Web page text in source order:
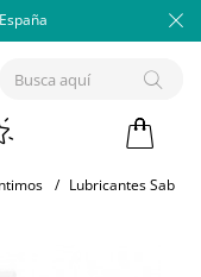
/ Lubricantes